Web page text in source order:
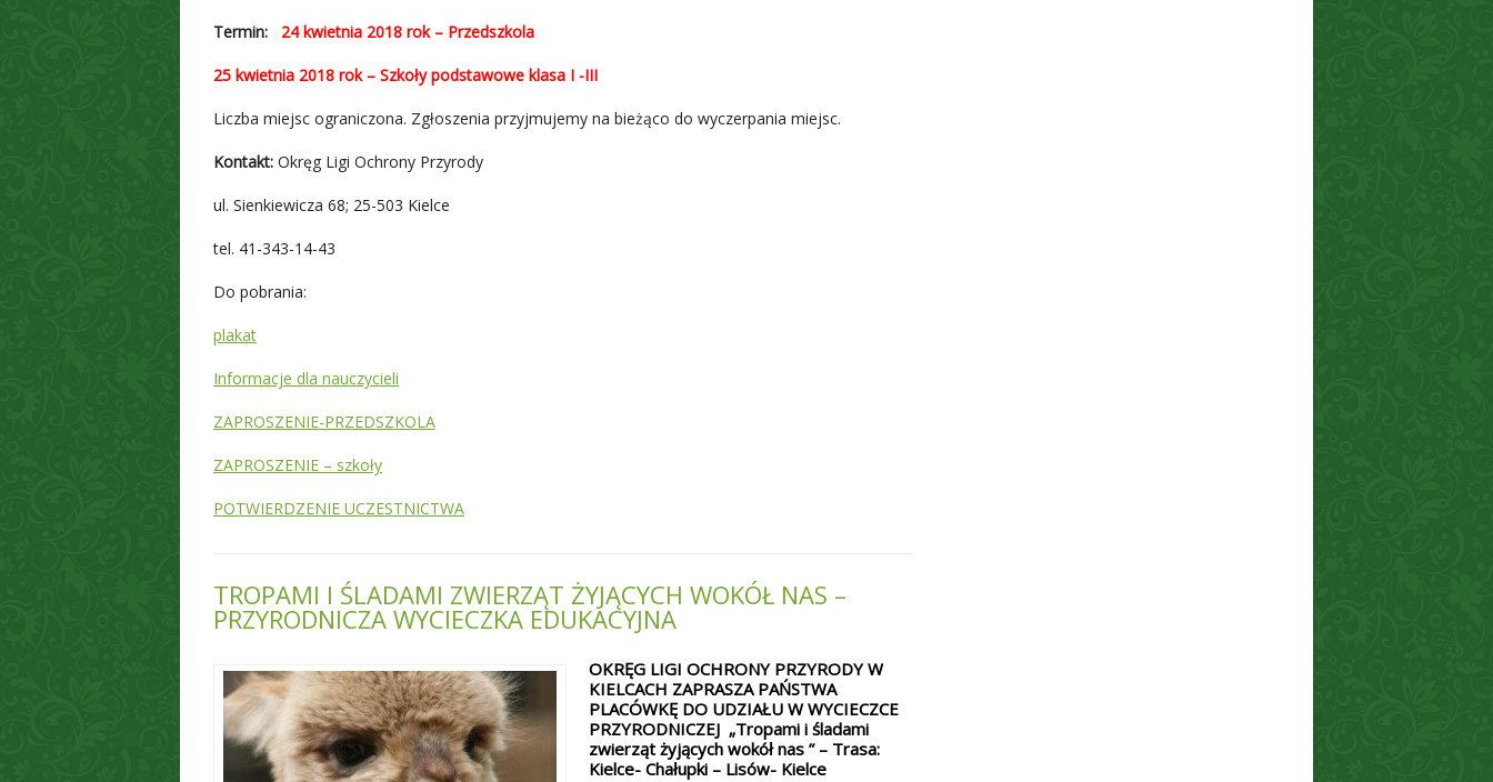
Termin: 24 kwietnia 2018 rok – Przedszkola
25 kwietnia 2018 rok – Szkoły podstawowe klasa I -III
Liczba miejsc ograniczona. Zgłoszenia przyjmujemy na bieżąco do wyczerpania miejsc.
Kontakt: Okręg Ligi Ochrony Przyrody
ul. Sienkiewicza 68; 25-503 Kielce
tel. 41-343-14-43
Do pobrania:
plakat
Informacje dla nauczycieli
ZAPROSZENIE-PRZEDSZKOLA
ZAPROSZENIE – szkoły
POTWIERDZENIE UCZESTNICTWA
TROPAMI I ŚLADAMI ZWIERZĄT ŻYJĄCYCH WOKÓŁ NAS –
PRZYRODNICZA WYCIECZKA EDUKACYJNA
OKRĘG LIGI OCHRONY PRZYRODY W
KIELCACH ZAPRASZA PAŃSTWA
PLACÓWKĘ DO UDZIAŁU W WYCIECZCE
PRZYRODNICZEJ „Tropami i śladami
zwierząt żyjących wokół nas ” – Trasa:
Kielce- Chałupki – Lisów- Kielce